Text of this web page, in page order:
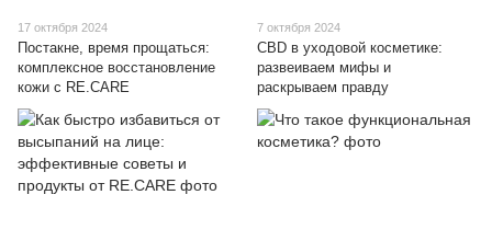
17 октября 2024
Постакне, время прощаться:
комплексное восстановление
кожи с RE.CARE
7 октября 2024
CBD в уходовой косметике:
развеиваем мифы и
раскрываем правду